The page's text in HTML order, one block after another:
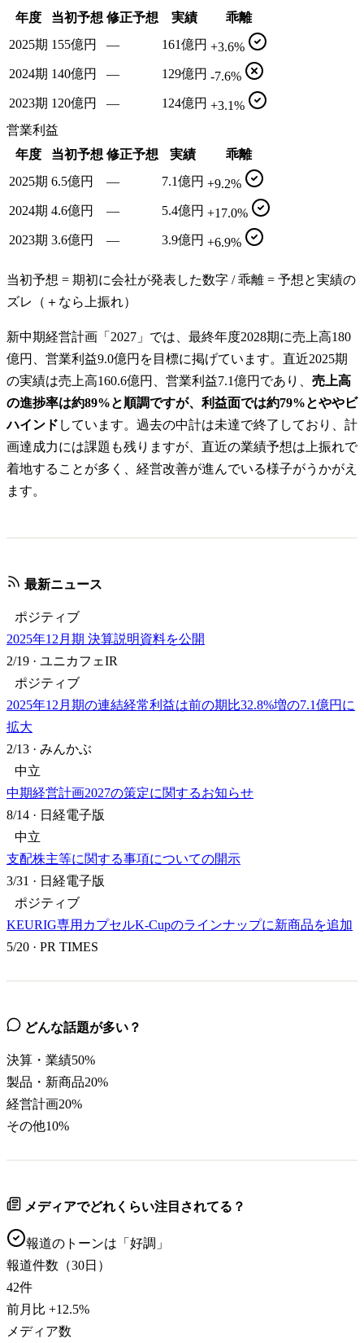
年度
当初予想 修正予想 実績
乖離
2025期 155億円 — 161億円 +3.6%
2024期 140億円 — 129億円 -7.6%
2023期 120億円 — 124億円 +3.1%
営業利益
年度
当初予想 修正予想 実績
乖離
2025期 6.5億円 — 7.1億円 +9.2%
2024期 4.6億円 — 5.4億円 +17.0%
2023期 3.6億円 — 3.9億円 +6.9%
当初予想 = 期初に会社が発表した数字 / 乖離 = 予想と実績の
ズレ（＋なら上振れ）
新中期経営計画「2027」では、最終年度2028期に売上高180
億円、営業利益9.0億円を目標に掲げています。直近2025期
の実績は売上高160.6億円、営業利益7.1億円であり、 売上高
の進捗率は約89%と順調ですが、利益面では約79%とややビ
ハインド しています。過去の中計は未達で終了しており、計
画達成力には課題も残りますが、直近の業績予想は上振れで
着地することが多く、経営改善が進んでいる様子がうかがえ
ます。
最新ニュース
ポジティブ
2025年12月期 決算説明資料を公開
2/19 · ユニカフェIR
ポジティブ
2025年12月期の連結経常利益は前の期比32.8%増の7.1億円に
拡大
2/13 · みんかぶ
中立
中期経営計画2027の策定に関するお知らせ
8/14 · 日経電子版
中立
支配株主等に関する事項についての開示
3/31 · 日経電子版
ポジティブ
KEURIG専用カプセルK-Cupのラインナップに新商品を追加
5/20 · PR TIMES
どんな話題が多い？
決算・業績50%
製品・新商品20%
経営計画20%
その他10%
メディアでどれくらい注目されてる？
報道のトーンは「 好調 」
報道件数（30日）
42件
前月比 +12.5%
メディア数